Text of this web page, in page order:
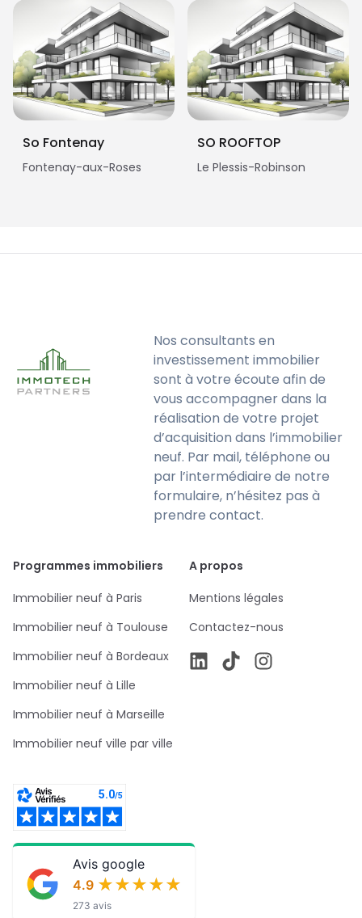
So Fontenay
Fontenay-aux-Roses
SO ROOFTOP
Le Plessis-Robinson
Nos consultants en
investissement immobilier
sont à votre écoute afin de
vous accompagner dans la
réalisation de votre projet
d’acquisition dans l’immobilier
neuf. Par mail, téléphone ou
par l’intermédiaire de notre
formulaire, n’hésitez pas à
prendre contact.
Programmes immobiliers
Immobilier neuf à Paris
Immobilier neuf à Toulouse
Immobilier neuf à Bordeaux
Immobilier neuf à Lille
Immobilier neuf à Marseille
Immobilier neuf ville par ville
A propos
Mentions légales
Contactez-nous
Avis google
4.9 ★★★★★
★★★★★
273 avis